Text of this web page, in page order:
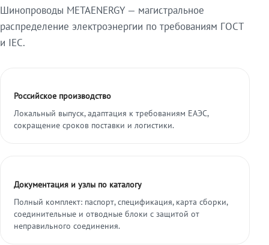
Шинопроводы METAENERGY — магистральное
распределение электроэнергии по требованиям ГОСТ
и IEC.
Российское производство
Локальный выпуск, адаптация к требованиям ЕАЭС,
сокращение сроков поставки и логистики.
Документация и узлы по каталогу
Полный комплект: паспорт, спецификация, карта сборки,
соединительные и отводные блоки с защитой от
неправильного соединения.